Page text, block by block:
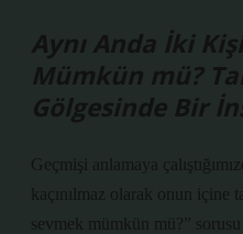
Aynı Anda İki
Mümkün mü?
Gölgesinde Bir
Geçmişi anlamaya
kaçınılmaz olarak onun içine
sevmek mümkün mü?”